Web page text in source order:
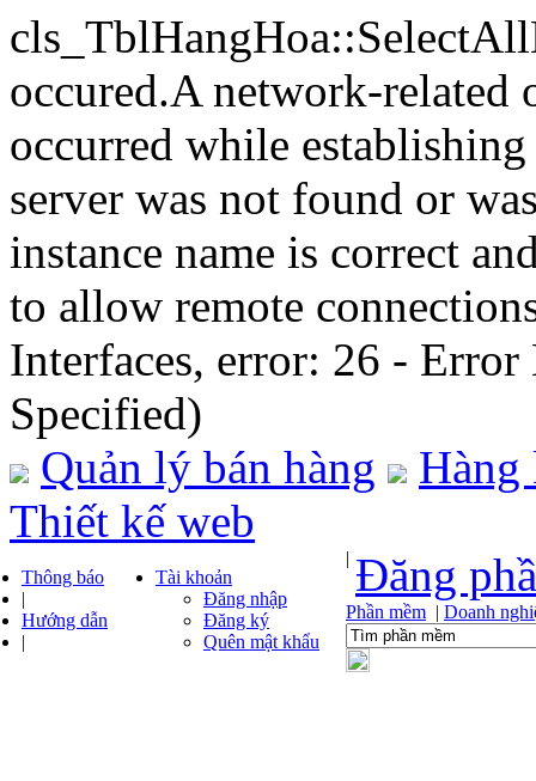
occured.A network-related
occurred while
server was not found or
instance name is correct
to allow remote
Interfaces, error: 26 -
Specified)
Quản lý bán hàng
Hàng
Thiết kế web
Thông báo
|
Hướng dẫn
|
Tài khoản
Đăng nhập
Đăng ký
Quên mật khẩu
| Đăng
Phần mềm | Doanh